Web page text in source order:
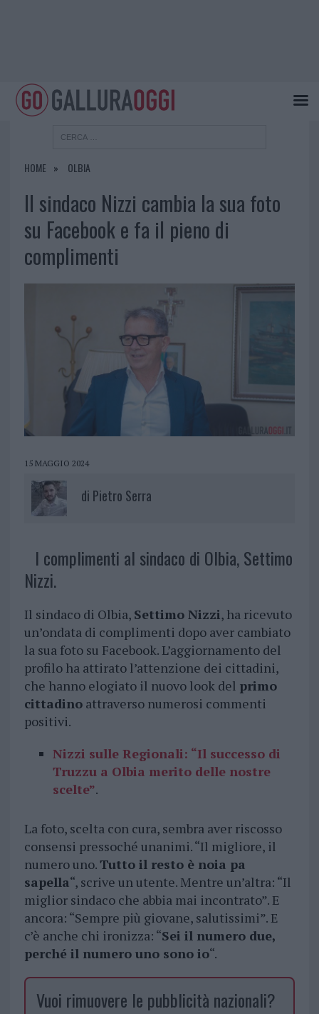
HOME OLBIA
Il sindaco Nizzi cambia la sua foto
su Facebook e fa il pieno di
complimenti
15 MAGGIO 2024
di Pietro Serra
I complimenti al sindaco di Olbia, Settimo
Nizzi.
Il sindaco di Olbia, Settimo Nizzi, ha ricevuto
un’ondata di complimenti dopo aver cambiato
la sua foto su Facebook. L’aggiornamento del
profilo ha attirato l’attenzione dei cittadini,
che hanno elogiato il nuovo look del primo
cittadinoattraverso numerosi commenti
positivi.
Nizzi sulle Regionali: “Il successo di
Truzzu a Olbia merito delle nostre
scelte”.
La foto, scelta con cura, sembra aver riscosso
consensi pressoché unanimi. “Il migliore, il
numero uno.Tutto il resto è noia pa
sapella“, scrive un utente. Mentre un’altra: “Il
miglior sindaco che abbia mai incontrato”. E
ancora: “Sempre più giovane, salutissimi”. E
c’è anche chi ironizza: “Sei il numero due,
perché il numero uno sono io“.
Vuoi rimuovere le pubblicità nazionali?